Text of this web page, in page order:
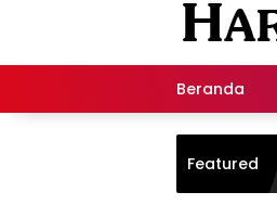
Beranda
Featured